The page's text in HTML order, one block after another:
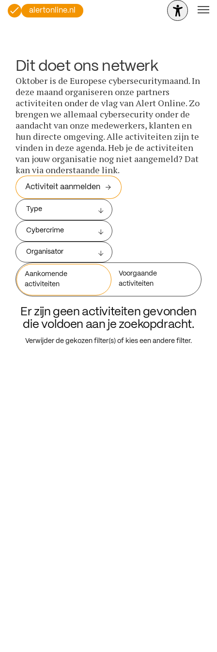
alertonline.nl
Dit doet ons netwerk
Oktober is de Europese cybersecuritymaand. In
deze maand organiseren onze partners
activiteiten onder de vlag van Alert Online. Zo
brengen we allemaal cybersecurity onder de
aandacht van onze medewerkers, klanten en
hun directe omgeving. Alle activiteiten zijn te
vinden in deze agenda. Heb je de activiteiten
van jouw organisatie nog niet aangemeld? Dat
kan via onderstaande link.
Activiteit aanmelden
Type
Cybercrime
Organisator
Aankomende
activiteiten
Voorgaande
activiteiten
Er zijn geen activiteiten gevonden
die voldoen aan je zoekopdracht.
Verwijder de gekozen filter(s) of kies een andere filter.